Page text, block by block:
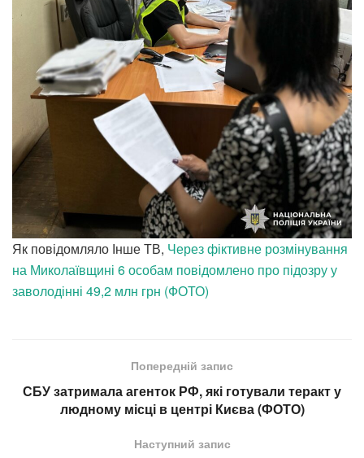
Як повідомляло Інше ТВ, Через фіктивне розмінування
на Миколаївщині 6 особам повідомлено про підозру у
заволодінні 49,2 млн грн (ФОТО)
Попередній запис
СБУ затримала агенток РФ, які готували теракт у
людному місці в центрі Києва (ФОТО)
Наступний запис